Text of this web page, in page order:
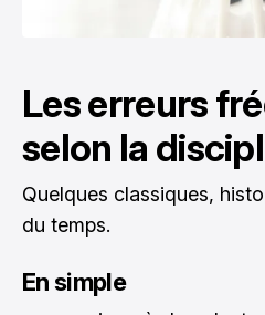
Les erreurs
selon la
Quelques classiques,
du temps.
En simple